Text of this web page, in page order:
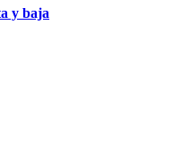
y baja